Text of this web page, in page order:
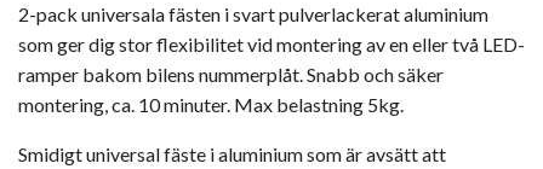
2-pack universala fästen i svart pulverlackerat aluminium
som ger dig stor flexibilitet vid montering av en eller två LED-
ramper bakom bilens nummerplåt. Snabb och säker
montering, ca. 10 minuter. Max belastning 5kg.
Smidigt universal fäste i aluminium som är avsätt att